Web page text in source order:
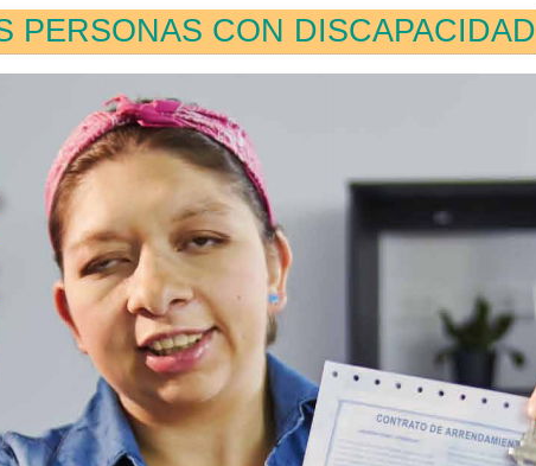
PERSONAS CON DISCAPACIDAD